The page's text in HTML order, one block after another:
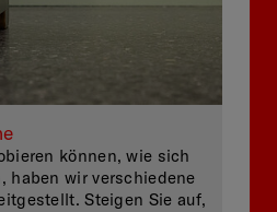
können, wie sich
haben wir verschiedene
Steigen Sie auf,